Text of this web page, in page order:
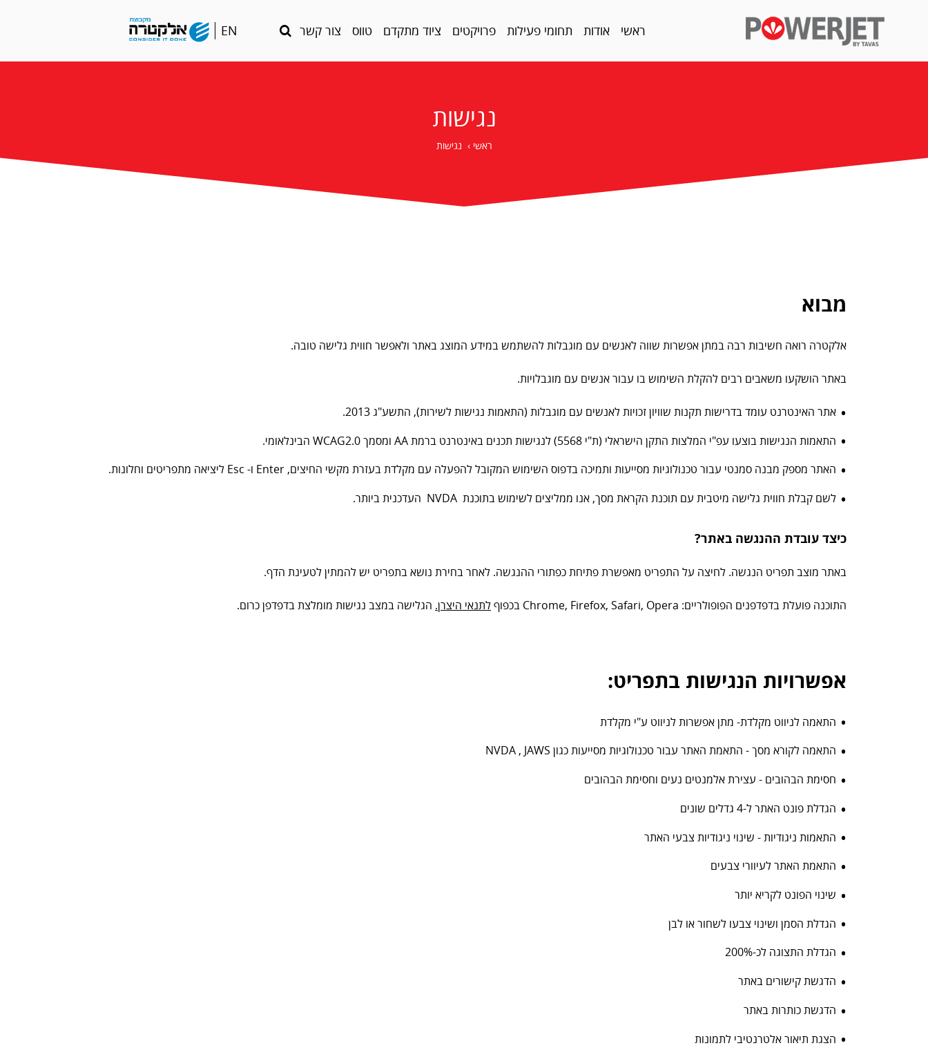
ראשי אודות תחומי פעילות פרויקטים ציוד מתקדם טווס צור קשר EN
Go
english
נגישות
ראשי › נגישות
מבוא
אלקטרה רואה חשיבות רבה במתן אפשרות שווה לאנשים עם מוגבלות להשתמש במידע המוצג באתר ולאפשר חווית גלישה טובה.
באתר הושקעו משאבים רבים להקלת השימוש בו עבור אנשים עם מוגבלויות.
אתר האינטרנט עומד בדרישות תקנות שוויון זכויות לאנשים עם מוגבלות (התאמות נגישות לשירות), התשע"ג 2013.
התאמות הנגישות בוצעו עפ"י המלצות התקן הישראלי (ת"י 5568) לנגישות תכנים באינטרנט ברמת AA ומסמך WCAG2.0 הבינלאומי.
האתר מספק מבנה סמנטי עבור טכנולוגיות מסייעות ותמיכה בדפוס השימוש המקובל להפעלה עם מקלדת בעזרת מקשי החיצים, Enter ו- Esc ליציאה מתפריטים וחלונות.
לשם קבלת חווית גלישה מיטבית עם תוכנת הקראת מסך, אנו ממליצים לשימוש בתוכנת NVDA העדכנית ביותר.
כיצד עובדת ההנגשה באתר?
באתר מוצב תפריט הנגשה. לחיצה על התפריט מאפשרת פתיחת כפתורי ההנגשה. לאחר בחירת נושא בתפריט יש להמתין לטעינת הדף.
התוכנה פועלת בדפדפנים הפופולריים: Chrome, Firefox, Safari, Opera בכפוף לתנאי היצרן. הגלישה במצב נגישות מומלצת בדפדפן כרום.
אפשרויות הנגישות בתפריט:
התאמה לניווט מקלדת- מתן אפשרות לניווט ע"י מקלדת
התאמה לקורא מסך - התאמת האתר עבור טכנולוגיות מסייעות כגון NVDA , JAWS
חסימת הבהובים - עצירת אלמנטים נעים וחסימת הבהובים
הגדלת פונט האתר ל-4 גדלים שונים
התאמות ניגודיות - שינוי ניגודיות צבעי האתר
התאמת האתר לעיוורי צבעים
שינוי הפונט לקריא יותר
הגדלת הסמן ושינוי צבעו לשחור או לבן
הגדלת התצוגה לכ-200%
הדגשת קישורים באתר
הדגשת כותרות באתר
הצגת תיאור אלטרנטיבי לתמונות